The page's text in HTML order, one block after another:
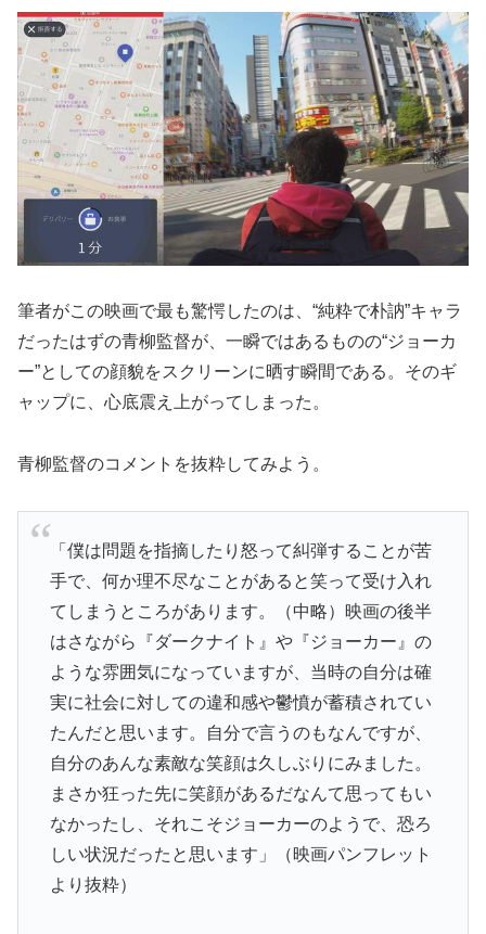
筆者がこの映画で最も驚愕したのは、“純粋で朴訥”キャラ
だったはずの青柳監督が、一瞬ではあるものの“ジョーカ
ー”としての顔貌をスクリーンに晒す瞬間である。そのギ
ャップに、心底震え上がってしまった。
青柳監督のコメントを抜粋してみよう。
「僕は問題を指摘したり怒って糾弾することが苦
手で、何か理不尽なことがあると笑って受け入れ
てしまうところがあります。（中略）映画の後半
はさながら『ダークナイト』や『ジョーカー』の
ような雰囲気になっていますが、当時の自分は確
実に社会に対しての違和感や鬱憤が蓄積されてい
たんだと思います。自分で言うのもなんですが、
自分のあんな素敵な笑顔は久しぶりにみました。
まさか狂った先に笑顔があるだなんて思ってもい
なかったし、それこそジョーカーのようで、恐ろ
しい状況だったと思います」（映画パンフレット
より抜粋）